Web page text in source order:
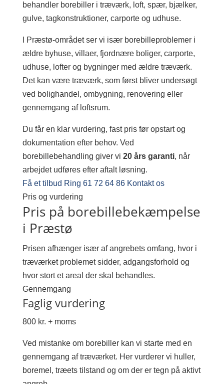
behandler borebiller i træværk, loft, spær, bjælker,
gulve, tagkonstruktioner, carporte og udhuse.
I Præstø-området ser vi især borebilleproblemer i
ældre byhuse, villaer, fjordnære boliger, carporte,
udhuse, lofter og bygninger med ældre træværk.
Det kan være træværk, som først bliver undersøgt
ved bolighandel, ombygning, renovering eller
gennemgang af loftsrum.
Du får en klar vurdering, fast pris før opstart og
dokumentation efter behov. Ved
borebillebehandling giver vi 20 års garanti, når
arbejdet udføres efter aftalt løsning.
Få et tilbud Ring 61 72 64 86 Kontakt os
Pris og vurdering
Pris på borebillebekæmpelse
i Præstø
Prisen afhænger især af angrebets omfang, hvor i
træværket problemet sidder, adgangsforhold og
hvor stort et areal der skal behandles.
Gennemgang
Faglig vurdering
800 kr. + moms
Ved mistanke om borebiller kan vi starte med en
gennemgang af træværket. Her vurderer vi huller,
boremel, træets tilstand og om der er tegn på aktivt